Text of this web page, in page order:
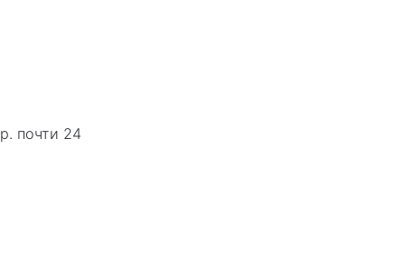
почти 24